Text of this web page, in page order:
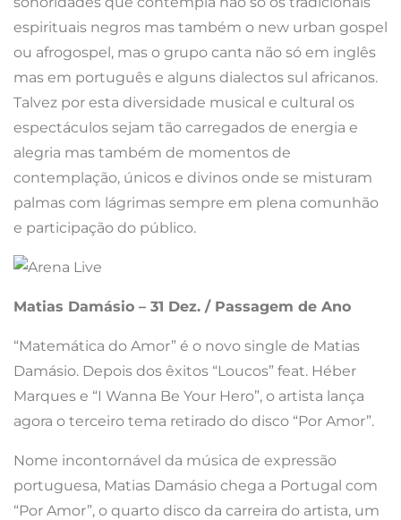
espirituais negros mas também o new urban gospel
ou afrogospel, mas o grupo canta não só em inglês
mas em português e alguns dialectos sul africanos.
Talvez por esta diversidade musical e cultural os
espectáculos sejam tão carregados de energia e
alegria mas também de momentos de
contemplação, únicos e divinos onde se misturam
palmas com lágrimas sempre em plena comunhão
e participação do público.
Matias Damásio – 31 Dez. / Passagem de Ano
“Matemática do Amor” é o novo single de Matias
Damásio. Depois dos êxitos “Loucos” feat. Héber
Marques e “I Wanna Be Your Hero”, o artista lança
agora o terceiro tema retirado do disco “Por Amor”.
Nome incontornável da música de expressão
portuguesa, Matias Damásio chega a Portugal com
“Por Amor”, o quarto disco da carreira do artista, um